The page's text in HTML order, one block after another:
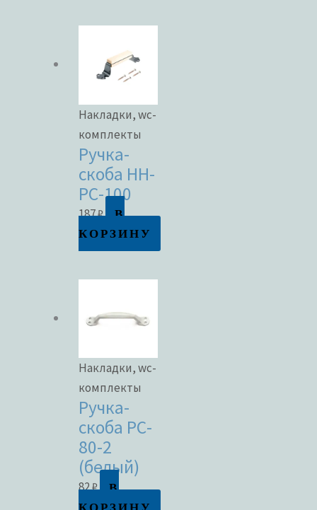
Накладки, wc-
комплекты
Ручка-
скоба НН-
РС-100
187₽
В
КОРЗИНУ
Накладки, wc-
комплекты
Ручка-
скоба РС-
80-2
(белый)
82₽
В